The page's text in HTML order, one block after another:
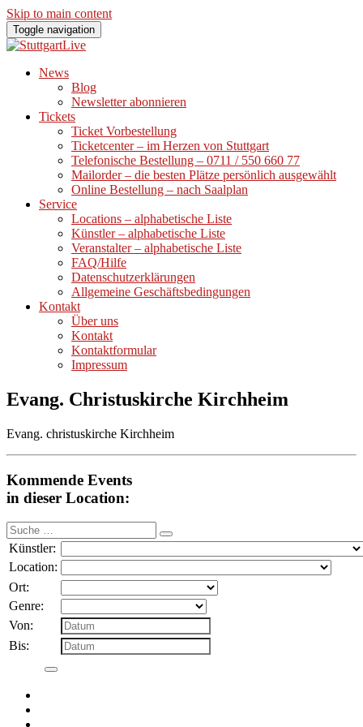
Skip to main content
Toggle navigation
News
Blog
Newsletter abonnieren
Tickets
Ticket Vorbestellung
Ticketcenter – im Herzen von Stuttgart
Telefonische Bestellung – 0711 / 550 660 77
Mailorder – die besten Plätze persönlich ausgewählt
Online Bestellung – nach Saalplan
Service
Locations – alphabetische Liste
Künstler – alphabetische Liste
Veranstalter – alphabetische Liste
FAQ/Hilfe
Datenschutzerklärungen
Allgemeine Geschäftsbedingungen
Kontakt
Über uns
Kontakt
Kontaktformular
Impressum
Evang. Christuskirche Kirchheim
Evang. christuskirche Kirchheim
Kommende Events
in dieser Location:
Suche
nach:
Künstler:
Location:
Ort:
Genre:
Von:
Bis: